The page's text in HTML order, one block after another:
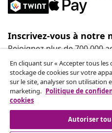
Inscrivez-vous à notre
Rejoignez plus de 700 000
offres hebdomadaires, les
les nouveautés de vidaXL.
Nos comptes de réseaux
En cliquant sur « Accepter tous les
stockage de cookies sur votre
sur le site, analyser son utilisation
marketing. Politique de
cookies
Autoriser